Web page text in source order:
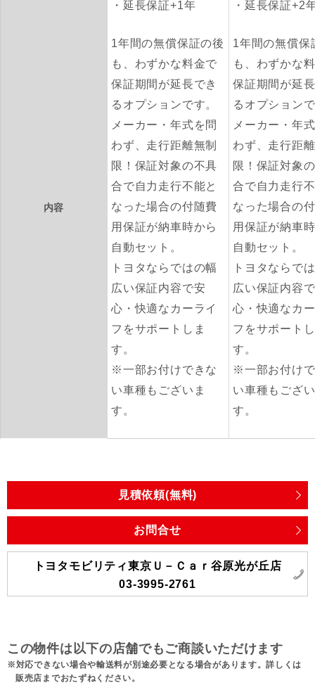
内容
延長保証+1年 延長保証+2
1年間の無償保証の後
も、わずかな料金で
保証期間が延長でき
るオプションです。
メーカー・年式を問
わず、走行距離無制
限！保証対象の不具
合で自力走行不能と
なった場合の付随費
用保証が納車時から
自動セット。
トヨタならではの幅
広い保証内容で安
心・快適なカーライ
フをサポートしま
す。
※一部お付けできな
い車種もございま
す。
1年間の無償保
も、わずかな
保証期間が延
るオプション
メーカー・年
わず、走行距
限！保証対象
合で自力走行
なった場合の
用保証が納車
自動セット。
トヨタならで
広い保証内容
心・快適なカ
フをサポート
す。
※一部お付け
い車種もござ
す。
見積依頼(無料)
お問合せ
トヨタモビリティ東京Ｕ－Ｃａｒ谷原光が丘店
03-3995-2761
この物件は以下の店舗でもご商談いただけます
対応できない場合や輸送料が別途必要となる場合があります。詳しくは
販売店までおたずねください。